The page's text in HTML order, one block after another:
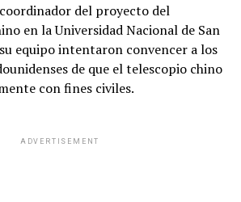
del proyecto del
en la Universidad Nacional de San
equipo intentaron convencer a los
de que el telescopio chino
con fines civiles.
ADVERTISEMENT